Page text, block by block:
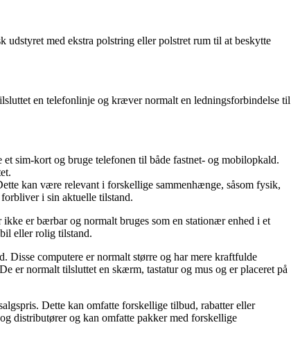
udstyret med ekstra polstring eller polstret rum til at beskytte
en telefonlinje og kræver normalt en ledningsforbindelse til
sim-kort og bruge telefonen til både fastnet- og mobilopkald.
kan være relevant i forskellige sammenhænge, såsom fysik,
i sin aktuelle tilstand.
er bærbar og normalt bruges som en stationær enhed i et
eller rolig tilstand.
Disse computere er normalt større og har mere kraftfulde
er normalt tilsluttet en skærm, tastatur og mus og er placeret på
Dette kan omfatte forskellige tilbud, rabatter eller
distributører og kan omfatte pakker med forskellige